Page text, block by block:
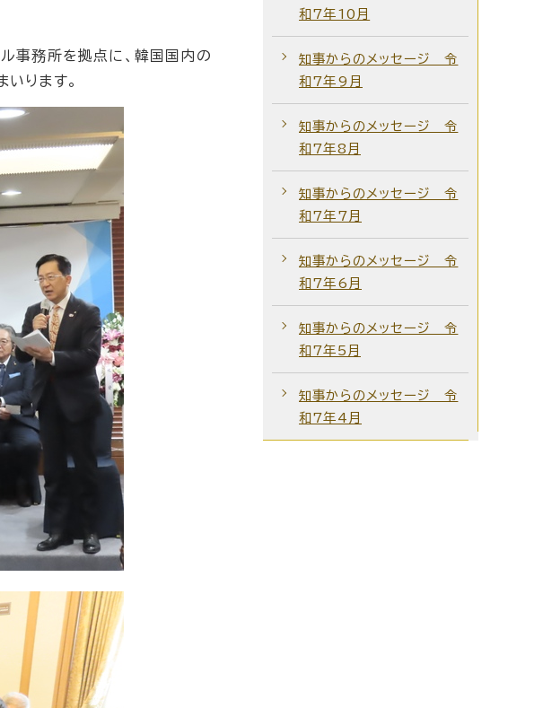
事務所を拠点に、韓国国内の
ります。
和7年10月
知事からのメッセージ 令
和7年9月
知事からのメッセージ 令
和7年8月
知事からのメッセージ 令
和7年7月
知事からのメッセージ 令
和7年6月
知事からのメッセージ 令
和7年5月
知事からのメッセージ 令
和7年4月